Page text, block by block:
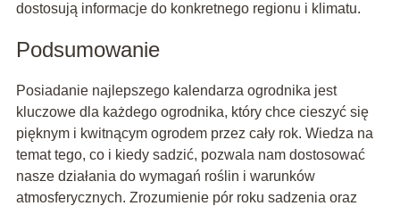
dostosują informacje do konkretnego regionu i klimatu.
Podsumowanie
Posiadanie najlepszego kalendarza ogrodnika jest
kluczowe dla każdego ogrodnika, który chce cieszyć się
pięknym i kwitnącym ogrodem przez cały rok. Wiedza na
temat tego, co i kiedy sadzić, pozwala nam dostosować
nasze działania do wymagań roślin i warunków
atmosferycznych. Zrozumienie pór roku sadzenia oraz